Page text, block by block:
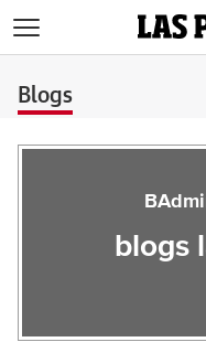
Blogs
blogs